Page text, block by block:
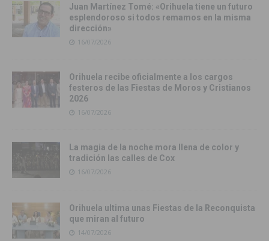
Juan Martínez Tomé: «Orihuela tiene un futuro
esplendoroso si todos remamos en la misma
dirección»
16/07/2026
Orihuela recibe oficialmente a los cargos
festeros de las Fiestas de Moros y Cristianos
2026
16/07/2026
La magia de la noche mora llena de color y
tradición las calles de Cox
16/07/2026
Orihuela ultima unas Fiestas de la Reconquista
que miran al futuro
14/07/2026